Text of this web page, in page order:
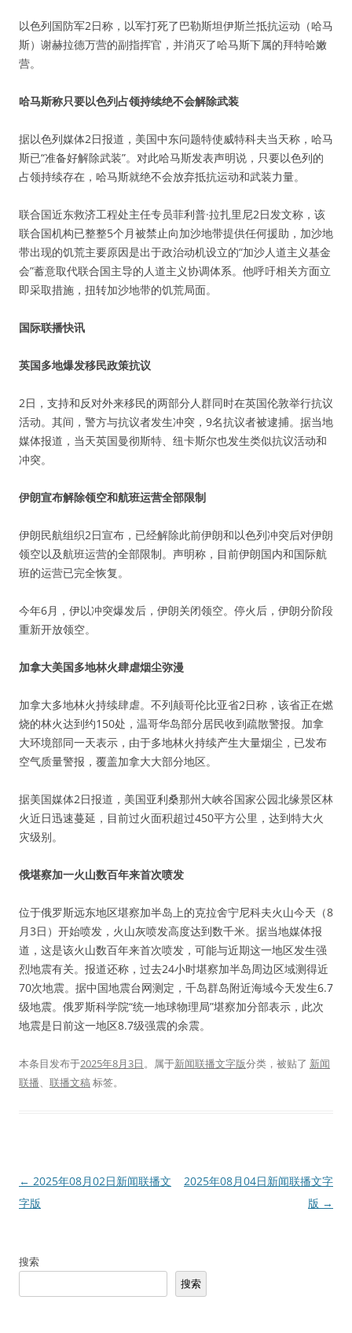
以色列国防军2日称，以军打死了巴勒斯坦伊斯兰抵抗运动（哈马
斯）谢赫拉德万营的副指挥官，并消灭了哈马斯下属的拜特哈嫩
营。
哈马斯称只要以色列占领持续绝不会解除武装
据以色列媒体2日报道，美国中东问题特使威特科夫当天称，哈马
斯已“准备好解除武装”。对此哈马斯发表声明说，只要以色列的
占领持续存在，哈马斯就绝不会放弃抵抗运动和武装力量。
联合国近东救济工程处主任专员菲利普·拉扎里尼2日发文称，该
联合国机构已整整5个月被禁止向加沙地带提供任何援助，加沙地
带出现的饥荒主要原因是出于政治动机设立的“加沙人道主义基金
会”蓄意取代联合国主导的人道主义协调体系。他呼吁相关方面立
即采取措施，扭转加沙地带的饥荒局面。
国际联播快讯
英国多地爆发移民政策抗议
2日，支持和反对外来移民的两部分人群同时在英国伦敦举行抗议
活动。其间，警方与抗议者发生冲突，9名抗议者被逮捕。据当地
媒体报道，当天英国曼彻斯特、纽卡斯尔也发生类似抗议活动和
冲突。
伊朗宣布解除领空和航班运营全部限制
伊朗民航组织2日宣布，已经解除此前伊朗和以色列冲突后对伊朗
领空以及航班运营的全部限制。声明称，目前伊朗国内和国际航
班的运营已完全恢复。
今年6月，伊以冲突爆发后，伊朗关闭领空。停火后，伊朗分阶段
重新开放领空。
加拿大美国多地林火肆虐烟尘弥漫
加拿大多地林火持续肆虐。不列颠哥伦比亚省2日称，该省正在燃
烧的林火达到约150处，温哥华岛部分居民收到疏散警报。加拿
大环境部同一天表示，由于多地林火持续产生大量烟尘，已发布
空气质量警报，覆盖加拿大大部分地区。
据美国媒体2日报道，美国亚利桑那州大峡谷国家公园北缘景区林
火近日迅速蔓延，目前过火面积超过450平方公里，达到特大火
灾级别。
俄堪察加一火山数百年来首次喷发
位于俄罗斯远东地区堪察加半岛上的克拉舍宁尼科夫火山今天（8
月3日）开始喷发，火山灰喷发高度达到数千米。据当地媒体报
道，这是该火山数百年来首次喷发，可能与近期这一地区发生强
烈地震有关。报道还称，过去24小时堪察加半岛周边区域测得近
70次地震。据中国地震台网测定，千岛群岛附近海域今天发生6.7
级地震。俄罗斯科学院“统一地球物理局”堪察加分部表示，此次
地震是日前这一地区8.7级强震的余震。
本条目发布于2025年8月3日。属于新闻联播文字版分类，被贴了 新闻
联播、 联播文稿标签。
文
章
← 2025年08月02日新闻联播文
字版
2025年08月04日新闻联播文字
版 →
搜索
搜索